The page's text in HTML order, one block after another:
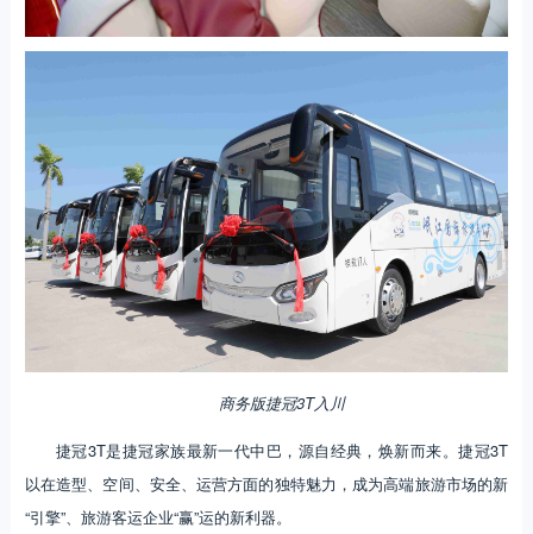
商务版捷冠3T入川
捷冠3T是捷冠家族最新一代中巴，源自经典，焕新而来。捷冠3T
以在造型、空间、安全、运营方面的独特魅力，成为高端旅游市场的新
“引擎”、旅游客运企业“赢”运的新利器。